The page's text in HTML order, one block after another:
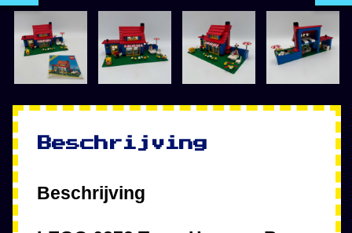
Beschrijving
Beschrijving